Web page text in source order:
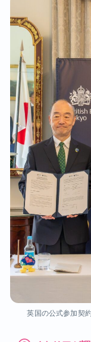
英国の公式参加契